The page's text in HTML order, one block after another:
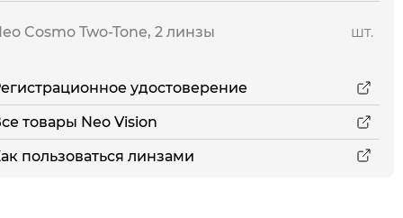
Cosmo Two-Tone, 2 линзы шт.
удостоверение
товары Neo Vision
пользоваться линзами